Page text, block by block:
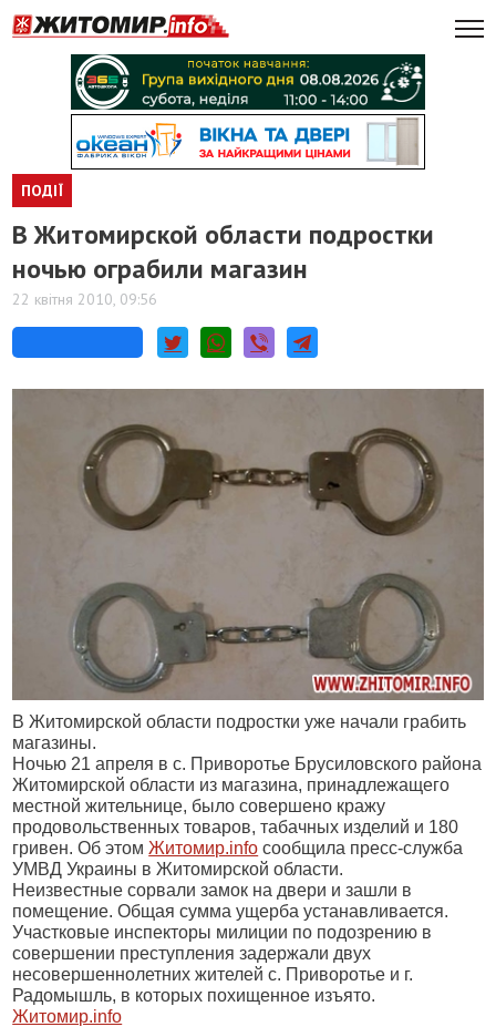
ПОДІЇ
В Житомирской области подростки
ночью ограбили магазин
22 квітня 2010, 09:56
В Житомирской области подростки уже начали грабить
магазины.
Ночью 21 апреля в с. Приворотье Брусиловского района
Житомирской области из магазина, принадлежащего
местной жительнице, было совершено кражу
продовольственных товаров, табачных изделий и 180
гривен. Об этомЖитомир.info сообщила пресс-служба
УМВД Украины в Житомирской области.
Неизвестные сорвали замок на двери и зашли в
помещение. Общая сумма ущерба устанавливается.
Участковые инспекторы милиции по подозрению в
совершении преступления задержали двух
несовершеннолетних жителей с. Приворотье и г.
Радомышль, в которых похищенное изъято.
Житомир.info